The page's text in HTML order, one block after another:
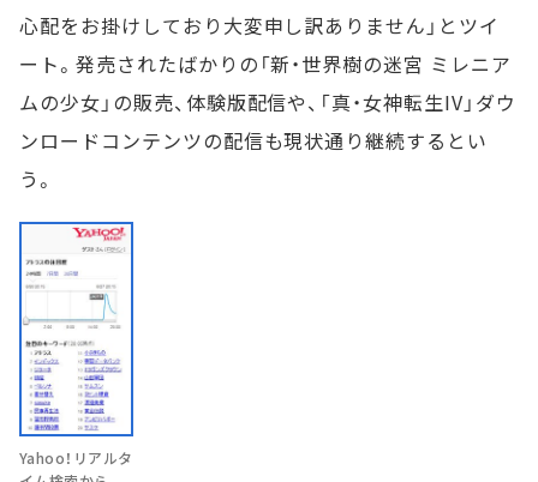
心配をお掛けしており大変申し訳ありません」とツイ
ート。発売されたばかりの「新・世界樹の迷宮 ミレニア
ムの少女」の販売、体験版配信や、「真・女神転生IV」ダウ
ンロードコンテンツの配信も現状通り継続するとい
う。
Yahoo！リアルタ